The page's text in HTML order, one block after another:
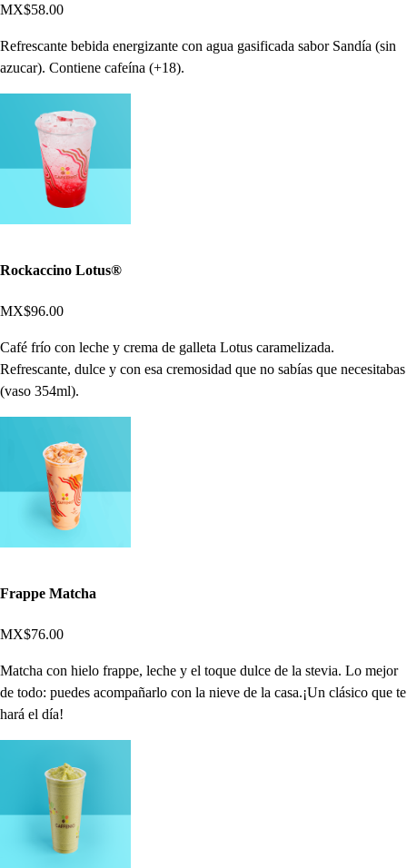
MX$58.00
Refrescante bebida energizante con agua gasificada sabor Sandía (sin
azucar). Contiene cafeína (+18).
Rockaccino Lotus®
MX$96.00
Café frío con leche y crema de galleta Lotus caramelizada.
Refrescante, dulce y con esa cremosidad que no sabías que necesitabas
(vaso 354ml).
Frappe Matcha
MX$76.00
Matcha con hielo frappe, leche y el toque dulce de la stevia. Lo mejor
de todo: puedes acompañarlo con la nieve de la casa.¡Un clásico que te
hará el día!